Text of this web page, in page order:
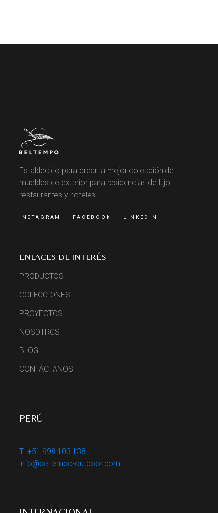
Establecido para crear la mejor colección de
muebles de exterior para residencias de lujo,
restaurantes y hoteles.
INSTAGRAM FACEBOOK LINKEDIN
ENLACES DE INTERÉS
PRODUCTOS
COLECCIONES
PROYECTOS
NOSOTROS
BLOG
CONTÁCTANOS
PERÚ
T: +51 998 103 138
info@beltempo-outdoor.com